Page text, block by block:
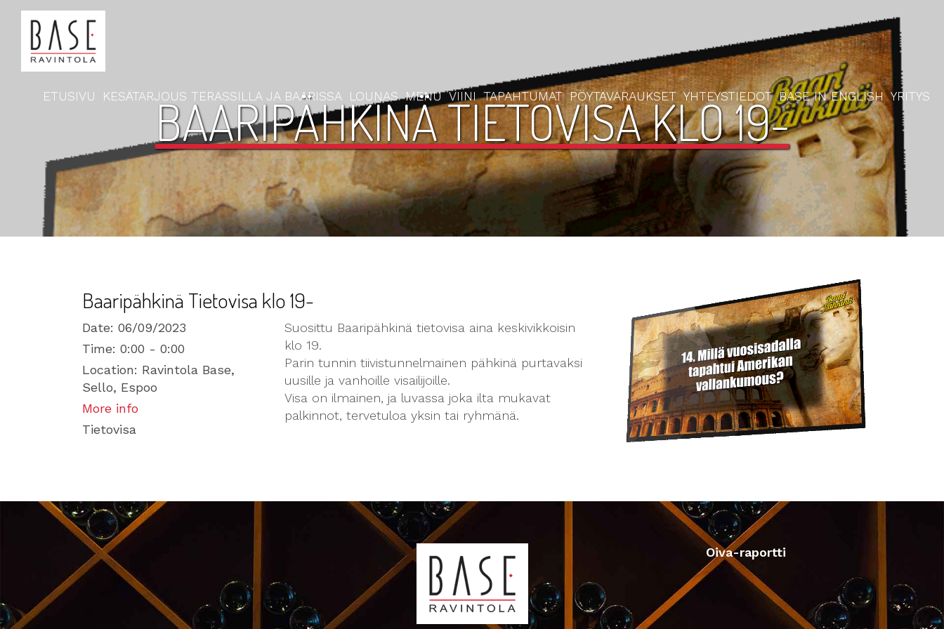
ETUSIVU KESÄTARJOUS TERASSILLA JA BAARISSA LOUNAS MENU VIINI TAPAHTUMAT PÖYTÄVARAUKSET YHTEYSTIEDOT BASE IN ENGLISH YRITYS
BAARIPÄHKINÄ TIETOVISA KLO 19-
Baaripähkinä Tietovisa klo 19-
Date: 06/09/2023
Time: 0:00 - 0:00
Location: Ravintola Base,
Sello, Espoo
More info
Tietovisa
Suosittu Baaripähkinä tietovisa aina keskivikkoisin
klo 19.
Parin tunnin tiivistunnelmainen pähkinä purtavaksi
uusille ja vanhoille visailijoille.
Visa on ilmainen, ja luvassa joka ilta mukavat
palkinnot, tervetuloa yksin tai ryhmänä.
Oiva-raportti